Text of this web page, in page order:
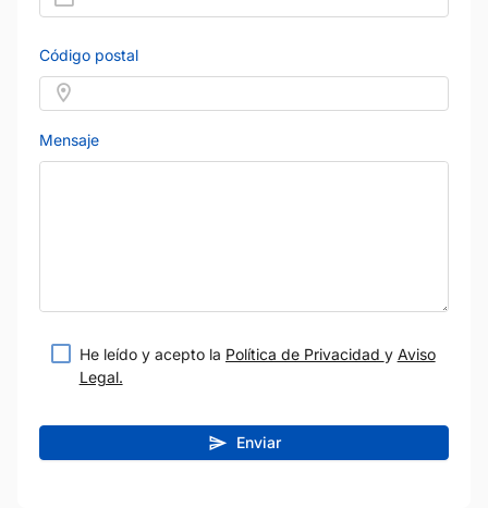
Código postal
Mensaje
He leído y acepto la Política de Privacidad y Aviso
Legal.
Enviar